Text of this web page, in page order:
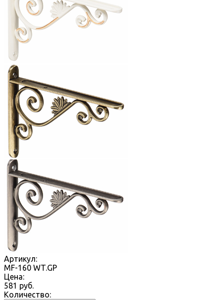
Артикул:
MF-160 WT.GP
Цена:
581 руб.
Количество: